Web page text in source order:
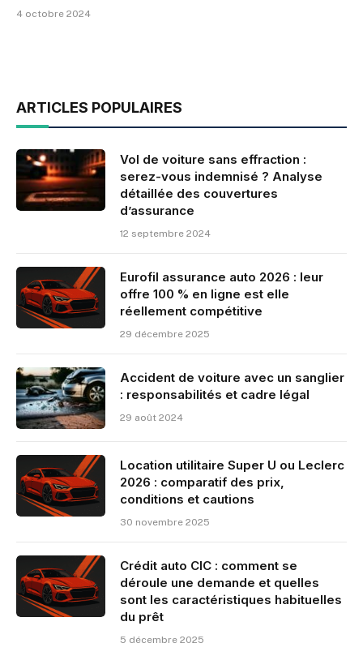
4 octobre 2024
ARTICLES POPULAIRES
Vol de voiture sans effraction :
serez-vous indemnisé ? Analyse
détaillée des couvertures
d’assurance
12 septembre 2024
Eurofil assurance auto 2026 : leur
offre 100 % en ligne est elle
réellement compétitive
29 décembre 2025
Accident de voiture avec un sanglier
: responsabilités et cadre légal
29 août 2024
Location utilitaire Super U ou Leclerc
2026 : comparatif des prix,
conditions et cautions
30 novembre 2025
Crédit auto CIC : comment se
déroule une demande et quelles
sont les caractéristiques habituelles
du prêt
5 décembre 2025